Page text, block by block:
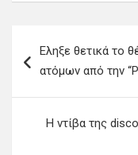
Εληξε θετικά το
ατόμων από την
Η ντίβα της